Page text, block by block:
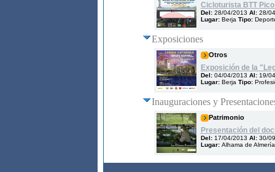
Cicloturista BTT
Del: 28/04/2013 Al: 28/
Lugar: Berja Tipo:
Exposiciones
Otros
Exposición de la
Del: 04/04/2013 Al: 19/
Lugar: Berja Tipo:
Inauguraciones y
Patrimonio
Presentación del
Del: 17/04/2013 Al: 30/
Lugar: Alhama de